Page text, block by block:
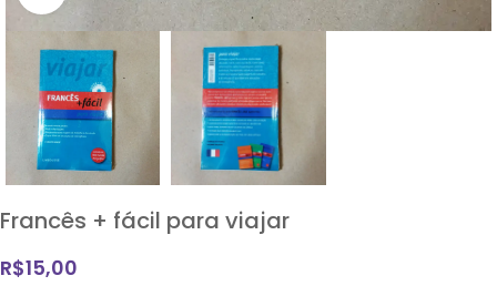
Francês + fácil para viajar
R$15,00